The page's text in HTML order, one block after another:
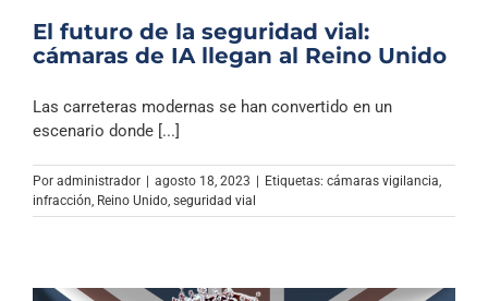
Columnas
Archivo Sonoro
El futuro de la seguridad vial:
cámaras de IA llegan al Reino Unido
Las carreteras modernas se han convertido en un
escenario donde [...]
Por administrador | agosto 18, 2023 | Etiquetas: cámaras vigilancia
infracción Reino Unido seguridad vial